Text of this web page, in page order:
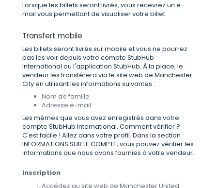
Lorsque les billets seront livrés, vous recevrez un e-
mail vous permettant de visualiser votre billet.
Transfert mobile
Les billets seront livrés sur mobile et vous ne pourrez
pas les voir depuis votre compte StubHub
International ou l'application StubHub. À la place, le
vendeur les transférera via le site web de Manchester
City en utilisant les informations suivantes :
Nom de famille
Adresse e-mail
Les mêmes que vous avez enregistrés dans votre
compte StubHub International. Comment vérifier ?
C'est facile ! Allez dans votre profil. Dans la section
INFORMATIONS SUR LE COMPTE, vous pouvez vérifier les
informations que nous avons fournies à votre vendeur.
Inscription
Accédez au site web de Manchester United.